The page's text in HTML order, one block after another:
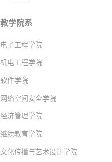
教学院系
电子工程学院
机电工程学院
软件学院
网络空间安全学院
经济管理学院
继续教育学院
文化传播与艺术设计学院